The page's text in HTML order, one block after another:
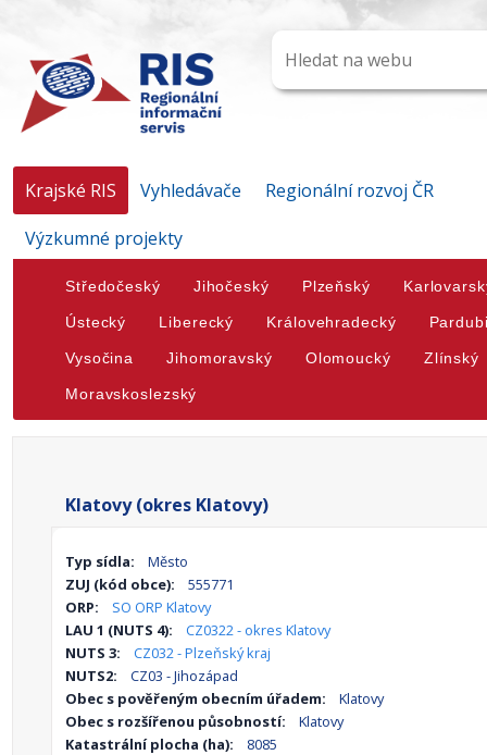
Krajské RIS Vyhledávače
Regionální rozvoj ČR
Výzkumné projekty
Středočeský Jihočeský Plzeňský
Ústecký Liberecký Královehradecký
Vysočina Jihomoravský Olomoucký Zlínský
Moravskoslezský
Klatovy (okres Klatovy)
Typ sídla:
Město
ZUJ (kód obce):
555771
ORP:
SO ORP Klatovy
LAU 1 (NUTS 4):
CZ0322 - okres Klatovy
NUTS 3:
CZ032 - Plzeňský kraj
NUTS2:
CZ03 - Jihozápad
Obec s pověřeným obecním úřadem:
Klatovy
Obec s rozšířenou působností:
Klatovy
Katastrální plocha (ha):
8085